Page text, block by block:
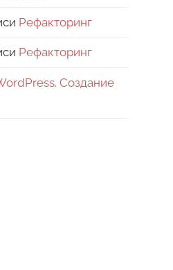
Рефакторинг
Рефакторинг
Создание